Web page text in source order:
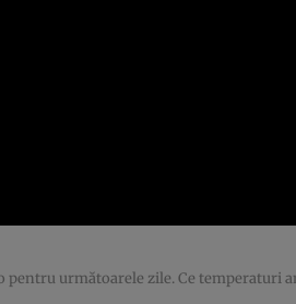
pentru următoarele zile. Ce temperaturi